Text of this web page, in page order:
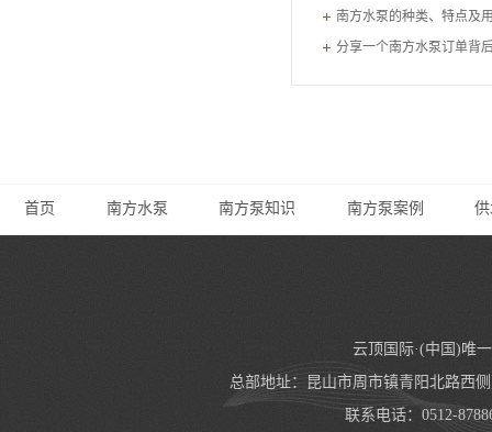
将如何处理
南方水泵的种类、特点及
分享一个南方水泵订单背
首页 南方水泵 南方泵知识 南方泵案例
云顶国际·(中国)唯
总部地址：昆山市周市镇青阳北路西
联系电话：0512-